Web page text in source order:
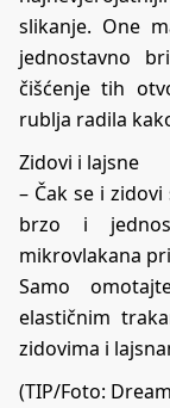
slikanje. One
jednostavno
čišćenje tih
rublja radila
Zidovi i lajsne
– Čak se i
brzo i
mikrovlakana
Samo
elastičnim
zidovima i
(TIP/Foto: